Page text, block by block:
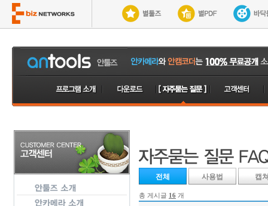
전체 사용법 캡
총 게시글 16 개